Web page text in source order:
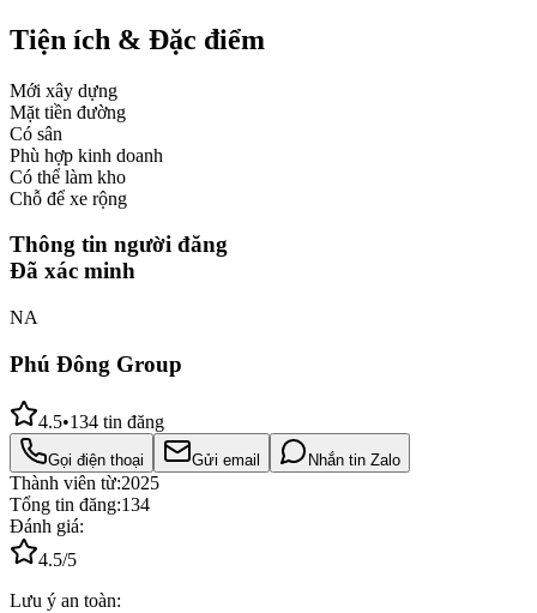
Tiện ích & Đặc điểm
Mới xây dựng
Mặt tiền đường
Có sân
Phù hợp kinh doanh
Có thể làm kho
Chỗ để xe rộng
Thông tin người đăng
Đã xác minh
NA
Phú Đông Group
4.5•134 tin đăng
Gọi điện thoại Gửi email Nhắn tin Zalo
Thành viên từ:2025
Tổng tin đăng:134
Đánh giá:
4.5/5
Lưu ý an toàn: